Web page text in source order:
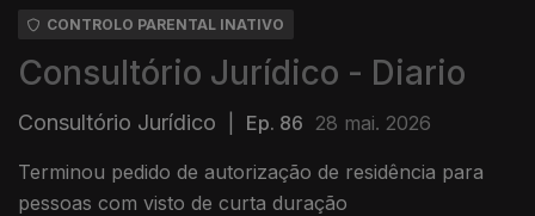
CONTROLO PARENTAL INATIVO
Consultório Jurídico - Diario
Consultório Jurídico Ep. 86 28 mai. 2026
Terminou pedido de autorização de residência para
pessoas com visto de curta duração